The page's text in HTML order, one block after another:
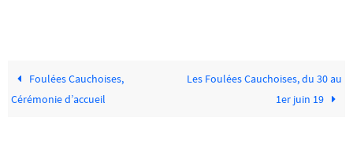
Foulées Cauchoises,
Cérémonie d’accueil
Les Foulées Cauchoises, du 30 au
1er juin 19